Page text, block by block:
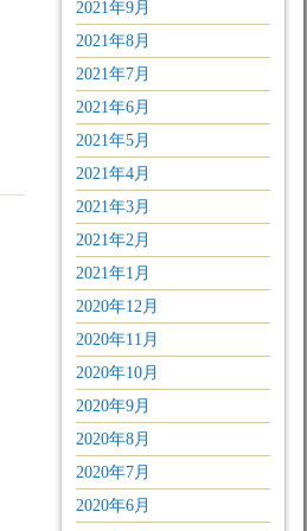
2021年9月
2021年8月
2021年7月
2021年6月
2021年5月
2021年4月
2021年3月
2021年2月
2021年1月
2020年12月
2020年11月
2020年10月
2020年9月
2020年8月
2020年7月
2020年6月